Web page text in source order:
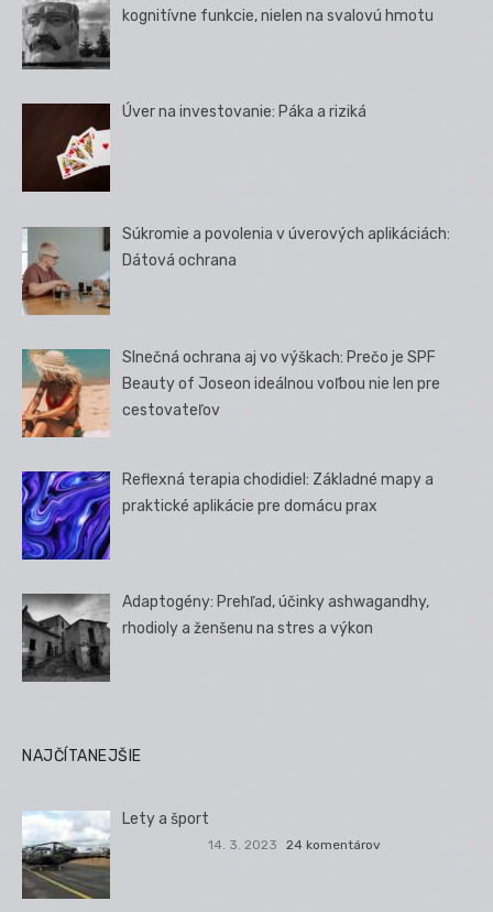
kognitívne funkcie, nielen na svalovú hmotu
Úver na investovanie: Páka a riziká
Súkromie a povolenia v úverových aplikáciách:
Dátová ochrana
Slnečná ochrana aj vo výškach: Prečo je SPF
Beauty of Joseon ideálnou voľbou nie len pre
cestovateľov
Reflexná terapia chodidiel: Základné mapy a
praktické aplikácie pre domácu prax
Adaptogény: Prehľad, účinky ashwagandhy,
rhodioly a ženšenu na stres a výkon
NAJČÍTANEJŠIE
Lety a šport
14. 3. 2023 24 komentárov